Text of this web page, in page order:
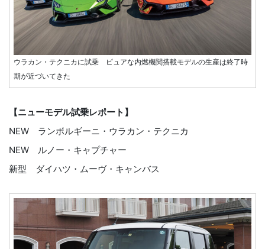
ウラカン・テクニカに試乗 ピュアな内燃機関搭載モデルの生産は終了時
期が近づいてきた
【ニューモデル試乗レポート】
NEW ランボルギーニ・ウラカン・テクニカ
NEW ルノー・キャプチャー
新型 ダイハツ・ムーヴ・キャンバス